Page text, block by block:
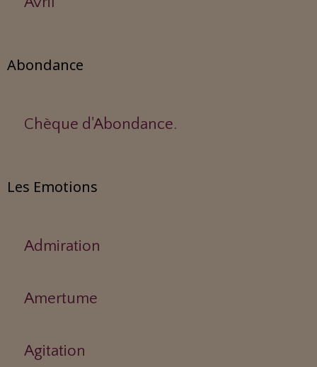
Abondance
Chèque d'Abondance.
Les Emotions
Admiration
Amertume
Agitation